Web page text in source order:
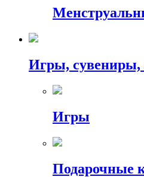
Игры, сувениры,
Игры
Подарочные